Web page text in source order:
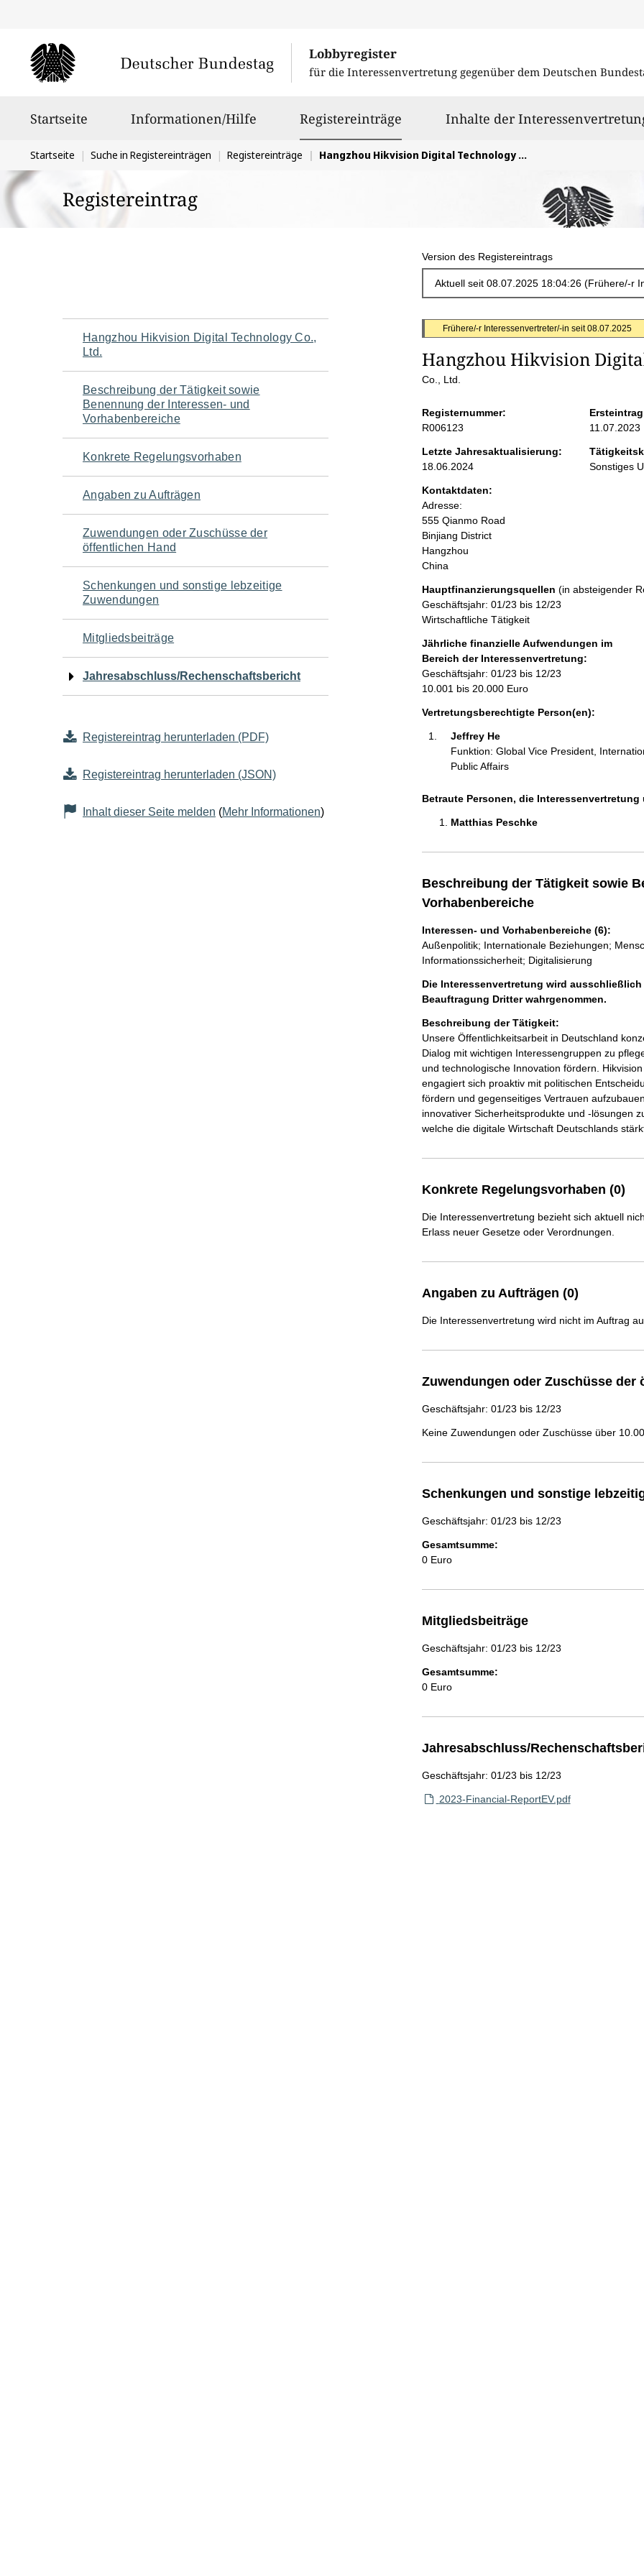
Lobbyregister
für die Interessenvertretung gegenüber dem Deutschen
Startseite Informationen/Hilfe Registereinträge ausgewähltInhalte der
Sie
befinden
sich
hier:
Startseite Suche in Registereinträgen Registereinträge Hangzhou Hikvision Digital Technology Co., Ltd.
Registereintrag
Version des Registereintrags
Navigation
für
den
Seiteninhalt
Hangzhou Hikvision Digital Technology Co.,
Ltd.
Beschreibung der Tätigkeit sowie
Benennung der Interessen- und
Vorhabenbereiche
Konkrete Regelungsvorhaben
Angaben zu Aufträgen
Zuwendungen oder Zuschüsse der
öffentlichen Hand
Schenkungen und sonstige lebzeitige
Zuwendungen
Mitgliedsbeiträge
Jahresabschluss/Rechenschaftsbericht
Registereintrag herunterladen (PDF)
Registereintrag herunterladen (JSON)
Inhalt dieser Seite melden (Mehr Informationen)
S
e
i
t
e
n
i
n
h
a
l
t
Frühere/-r Interessenvertreter/-in seit 08.07.2025
Hangzhou Hikvision
Co., Ltd.
Registernummer:
R006123
11.07.2023
Letzte Jahresaktualisierung:
18.06.2024
Sonstiges
Kontaktdaten:
Adresse:
555 Qianmo Road
Binjiang District
Hangzhou
China
Hauptfinanzierungsquellen (in absteigender
Geschäftsjahr: 01/23 bis 12/23
Wirtschaftliche Tätigkeit
Jährliche finanzielle Aufwendungen im
Bereich der Interessenvertretung:
Geschäftsjahr: 01/23 bis 12/23
10.001 bis 20.000 Euro
Vertretungsberechtigte Person(en):
Jeffrey He
Funktion: Global Vice President,
Public Affairs
Betraute Personen, die
Matthias Peschke
Beschreibung der Tätigkeit sowie
Vorhabenbereiche
Interessen- und Vorhabenbereiche (6):
Außenpolitik; Internationale Beziehungen;
Informationssicherheit; Digitalisierung
Die Interessenvertretung wird
Beauftragung Dritter wahrgenommen.
Beschreibung der Tätigkeit:
Unsere Öffentlichkeitsarbeit in Deutschland
Dialog mit wichtigen Interessengruppen zu
und technologische Innovation fördern.
engagiert sich proaktiv mit politischen
fördern und gegenseitiges Vertrauen
innovativer Sicherheitsprodukte und -lösungen
welche die digitale Wirtschaft Deutschlands
Konkrete Regelungsvorhaben (0)
Die Interessenvertretung bezieht sich aktuell
Erlass neuer Gesetze oder Verordnungen.
Angaben zu Aufträgen (0)
Die Interessenvertretung wird nicht im Auftrag
Zuwendungen oder Zuschüsse der
Geschäftsjahr: 01/23 bis 12/23
Keine Zuwendungen oder Zuschüsse über
Schenkungen und sonstige
Geschäftsjahr: 01/23 bis 12/23
Gesamtsumme:
0 Euro
Mitgliedsbeiträge
Geschäftsjahr: 01/23 bis 12/23
Gesamtsumme:
0 Euro
Jahresabschluss/
Geschäftsjahr: 01/23 bis 12/23
2023-Financial-ReportEV.pdf